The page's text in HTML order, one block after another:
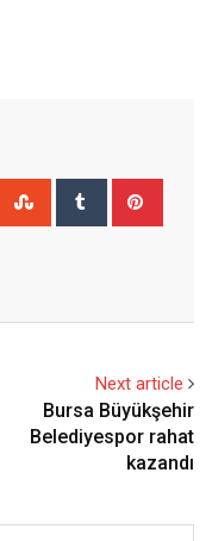
WhatsappStumbleUpon
Tumblr
Next article
Bursa Büyükşehir
Belediyespor rahat
kazandı